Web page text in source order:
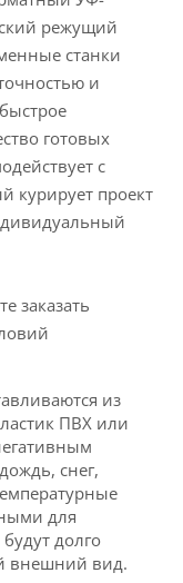
режущий
станки
и
готовых
с
курирует проект
заказать
из
ПВХ или
снег,
для
долго
внешний вид.